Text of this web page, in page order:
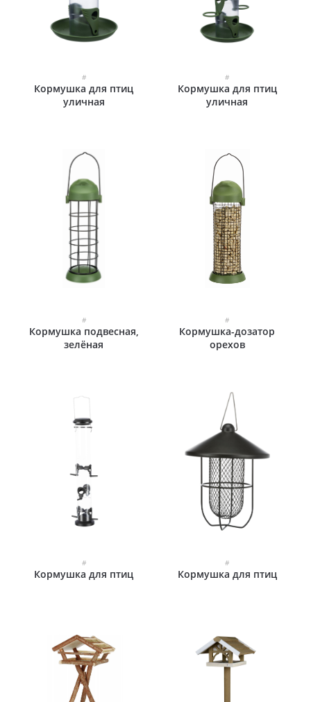
#
Кормушка для птиц
уличная
#
Кормушка для птиц
уличная
#
Кормушка подвесная,
зелёная
#
Кормушка-дозатор
орехов
#
Кормушка для птиц
#
Кормушка для птиц